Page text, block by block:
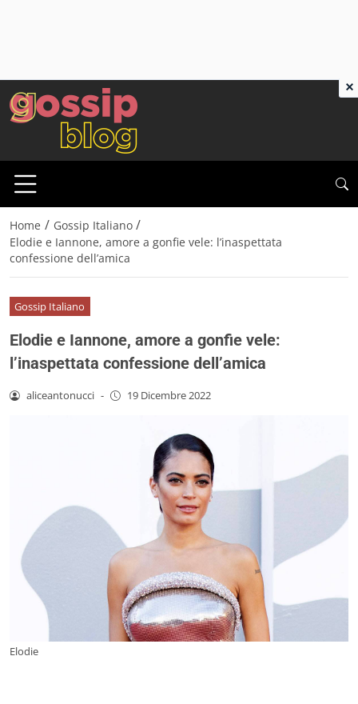
Home / Gossip Italiano /
Elodie e Iannone, amore a gonfie vele: l’inaspettata
confessione dell’amica
Gossip Italiano
Elodie e Iannone, amore a gonfie vele:
l’inaspettata confessione dell’amica
aliceantonucci - 19 Dicembre 2022
Elodie
×